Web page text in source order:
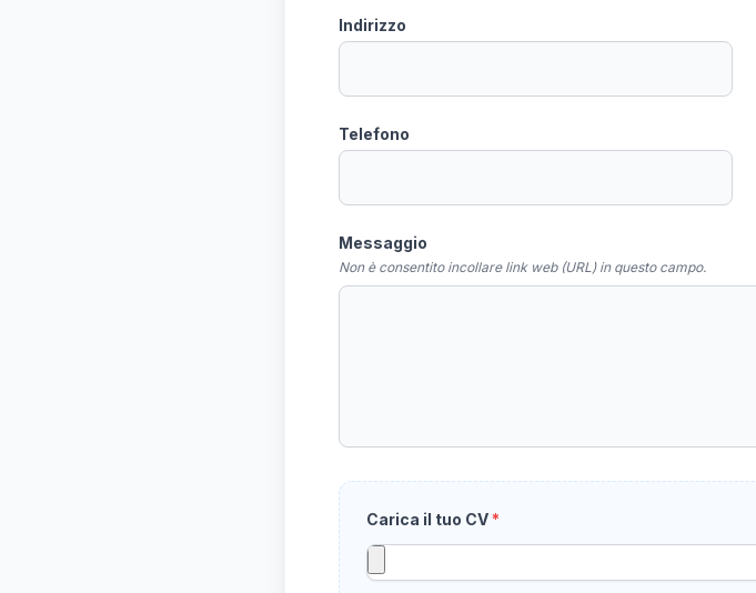
Indirizzo
Telefono
Messaggio
Non è consentito incollare link web (URL) in questo campo.
Carica il tuo CV *